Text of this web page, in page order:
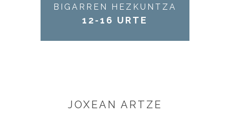
BIGARREN HEZKUNTZA
12-16 URTE
JOXEAN ARTZE